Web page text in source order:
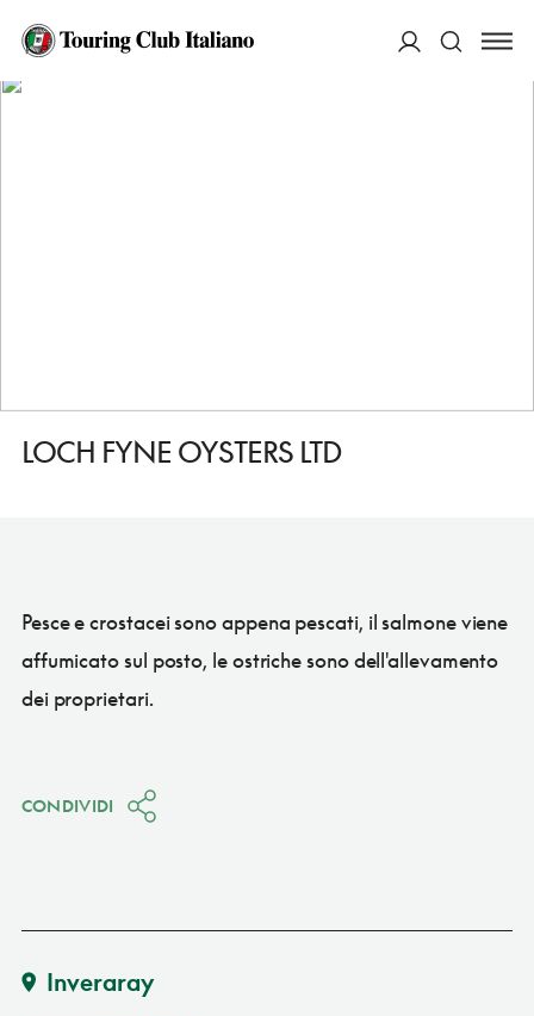
HOME
LOCH FYNE OYSTERS LTD
LOCH FYNE OYSTERS LTD
Pesce e crostacei sono appena pescati, il salmone viene
affumicato sul posto, le ostriche sono dell'allevamento
dei proprietari.
CONDIVIDI
Inveraray